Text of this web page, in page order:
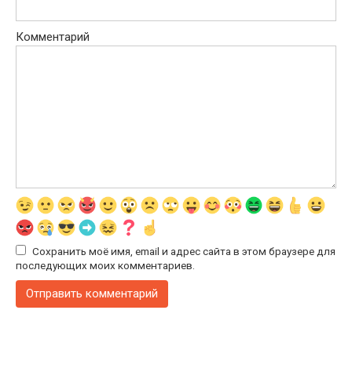
Комментарий
Сохранить моё имя, email и адрес сайта в этом браузере для
последующих моих комментариев.